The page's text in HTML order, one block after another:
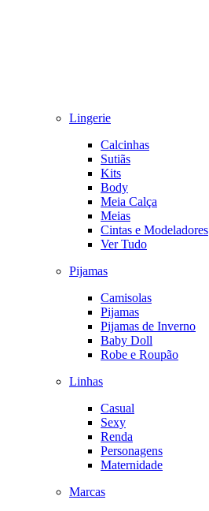
Lingerie
Calcinhas
Sutiãs
Kits
Body
Meia Calça
Meias
Cintas e Modeladores
Ver Tudo
Pijamas
Camisolas
Pijamas
Pijamas de Inverno
Baby Doll
Robe e Roupão
Linhas
Casual
Sexy
Renda
Personagens
Maternidade
Marcas